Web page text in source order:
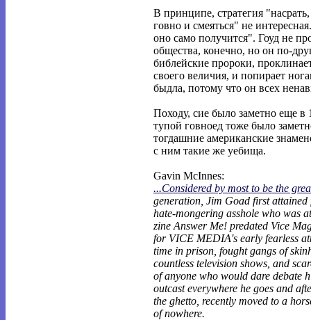
В принципе, стратегия
говно и смеяться" не
оно само получится". Гоуд не
общества, конечно, но он по-
библейские пророки,
своего величия, и попирает
быдла, потому что он всех
Походу, сие было заметно еще
тупой говноед тоже было
тогдашние американские
с ним такие же уебища.
Gavin McInnes:
...Considered by most to be the
generation, Jim Goad first attained
hate-mongering asshole who was
zine Answer Me! predated Vice
for VICE MEDIA's early fearless
time in prison, fought gangs of
countless television shows, and
of anyone who would dare debate
outcast everywhere he goes and
the ghetto, recently moved to a
of nowhere.